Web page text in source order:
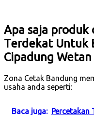
Apa saja produk
Terdekat Untuk
Cipadung
Zona Cetak Bandung
usaha anda seperti:
Baca juga: Percetakan